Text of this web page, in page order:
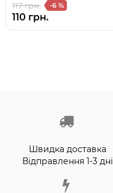
117 грн. -6 %
110 грн.
Швидка доставка
Відправлення 1-3 дні